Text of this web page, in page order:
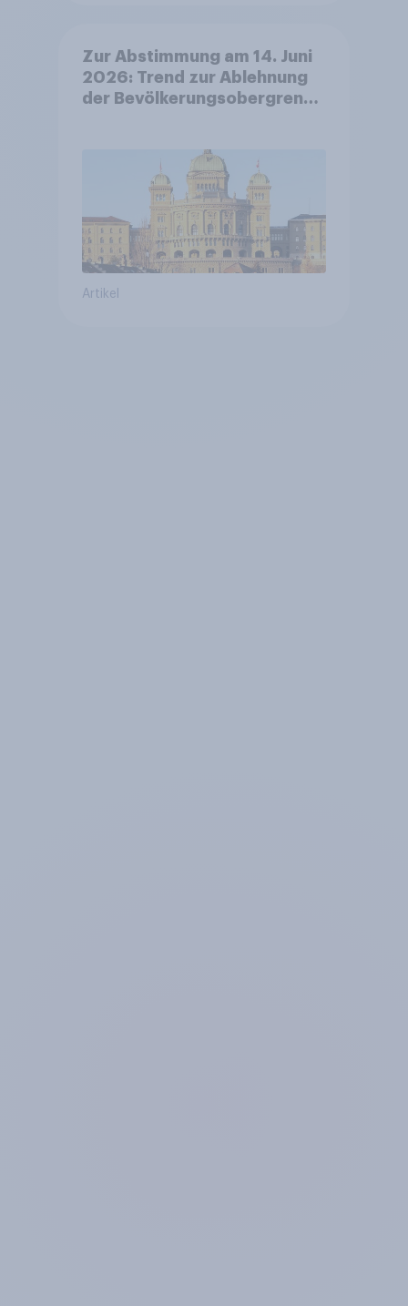
Zur Abstimmung am 14. Juni
2026: Trend zur Ablehnung
der Bevölkerungsobergrenze
Zivildienstgesetz sinken
Artikel